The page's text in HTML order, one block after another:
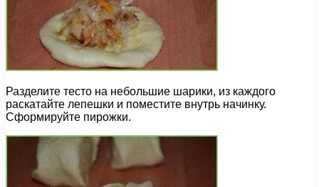
Разделите тесто на небольшие шарики, из каждого
раскатайте лепешки и поместите внутрь начинку.
Сформируйте пирожки.